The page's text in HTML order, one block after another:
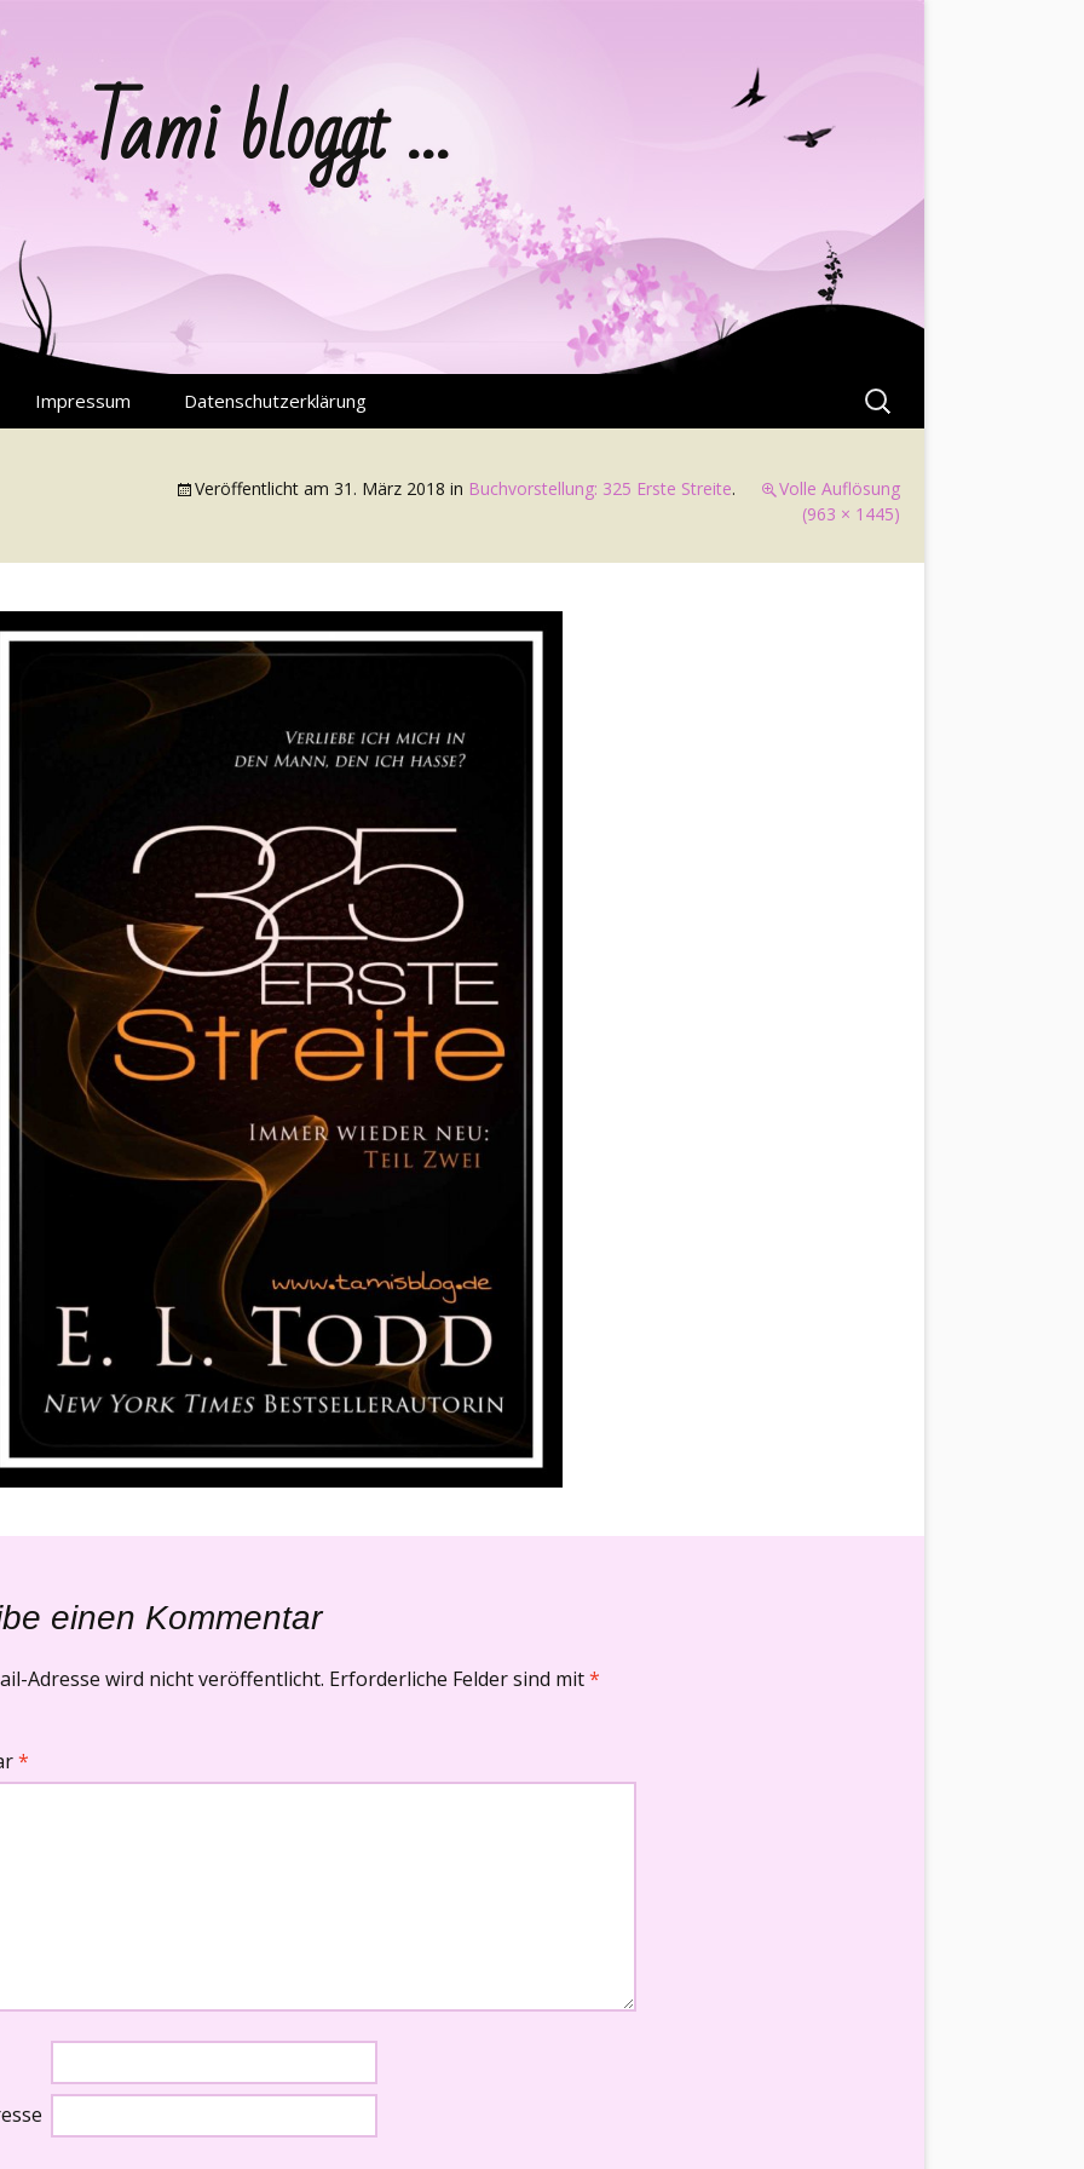
Tami bloggt …
Impressum Datenschutzerklärung
Suchen
nach:
Veröffentlicht am 31. März 2018 in Buchvorstellung: 325 Erste Streite.
Volle Auflösung
(963 × 1445)
einen Kommentar
Adresse wird nicht veröffentlicht. Erforderliche Felder sind mit*
*